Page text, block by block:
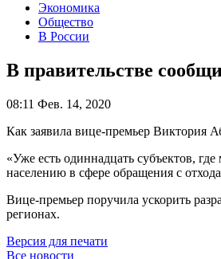
Экономика
Общество
В России
В правительстве
08:11 Фев. 14, 2020
Как заявила вице-премьер Виктория
«Уже есть одиннадцать субъектов,
населению в сфере обращения с
Вице-премьер поручила ускорить
регионах.
Версия для печати
Все новости